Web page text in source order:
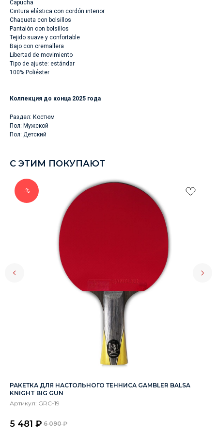
Capucha
Cintura elástica con cordón interior
Chaqueta con bolsillos
Pantalón con bolsillos
Tejido suave y confortable
Bajo con cremallera
Libertad de movimiento
Tipo de ajuste: estándar
100% Poliéster
Коллекция до конца 2025 года
Раздел: Костюм
Пол: Мужской
Пол: Детский
С ЭТИМ ПОКУПАЮТ
-%
РАКЕТКА ДЛЯ НАСТОЛЬНОГО ТЕННИСА GAMBLER BALSA
KNIGHT BIG GUN
Артикул: GRC-19
5 481 ₽ 6 090 ₽